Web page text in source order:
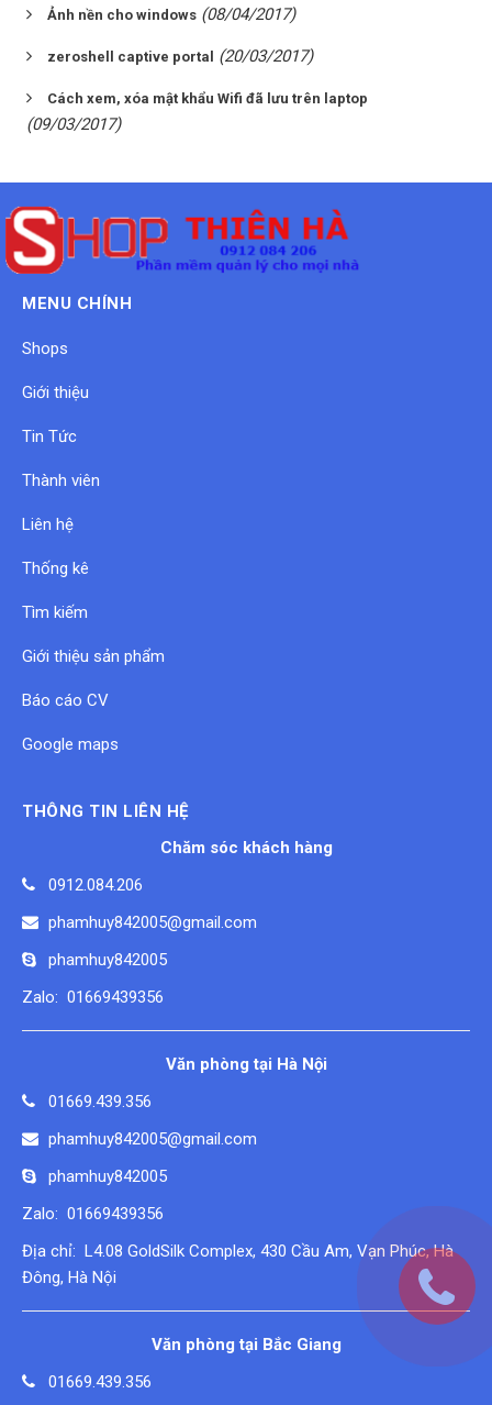
Ảnh nền cho windows (08/04/2017)
zeroshell captive portal (20/03/2017)
Cách xem, xóa mật khẩu Wifi đã lưu trên laptop
(09/03/2017)
MENU CHÍNH
Shops
Giới thiệu
Tin Tức
Thành viên
Liên hệ
Thống kê
Tìm kiếm
Giới thiệu sản phẩm
Báo cáo CV
Google maps
THÔNG TIN LIÊN HỆ
Chăm sóc khách hàng
0912.084.206
phamhuy842005@gmail.com
phamhuy842005
Zalo: 01669439356
Văn phòng tại Hà Nội
01669.439.356
phamhuy842005@gmail.com
phamhuy842005
Zalo: 01669439356
Địa chỉ: L4.08 GoldSilk Complex, 430 Cầu Am, Vạn Phúc, Hà
Đông, Hà Nội
Văn phòng tại Bắc Giang
01669.439.356